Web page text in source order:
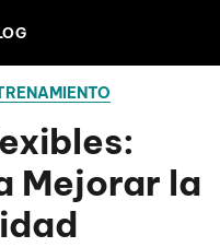
Mejorar la